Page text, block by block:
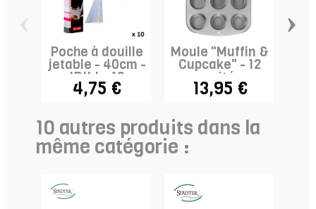
Poche à douille
jetable - 40cm -
IBILI x 10
4,75 €
Moule "Muffin &
Cupcake" - 12
cavités
13,95 €
›
10 autres produits dans la
même catégorie :